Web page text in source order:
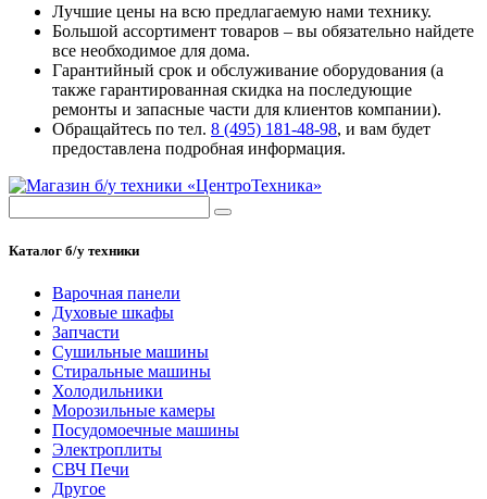
Лучшие цены на всю предлагаемую нами технику.
Большой ассортимент товаров – вы обязательно найдете
все необходимое для дома.
Гарантийный срок и обслуживание оборудования (а
также гарантированная скидка на последующие
ремонты и запасные части для клиентов компании).
Обращайтесь по тел. 8 (495) 181-48-98, и вам будет
предоставлена подробная информация.
Каталог б/у техники
Варочная панели
Духовые шкафы
Запчасти
Сушильные машины
Стиральные машины
Холодильники
Морозильные камеры
Посудомоечные машины
Электроплиты
СВЧ Печи
Другое